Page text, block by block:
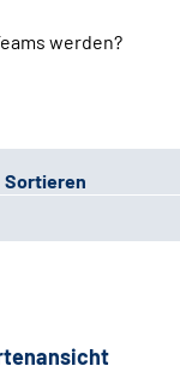
werden?
Sortieren